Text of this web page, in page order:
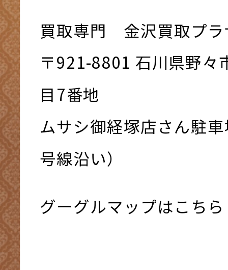
買取専門 金沢買取プラ
〒921-8801 ⽯川県野々
⽬7番地
ムサシ御経塚店さん駐
号線沿い）
グーグルマップはこちら